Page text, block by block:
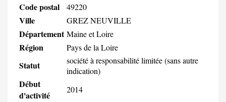
Code postal 49220
Ville GREZ NEUVILLE
Département Maine et Loire
Région Pays de la Loire
Statut
société à responsabilité limitée (sans autre
indication)
Début
d'activité
2014